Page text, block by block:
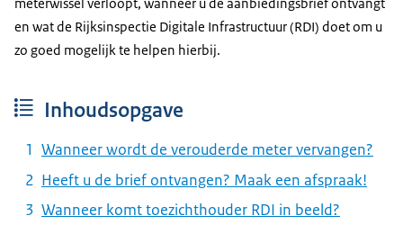
en wat de Rijksinspectie Digitale Infrastructuur (RDI) doet om u
zo goed mogelijk te helpen hierbij.
Inhoudsopgave
Wanneer wordt de verouderde meter vervangen?
Heeft u de brief ontvangen? Maak een afspraak!
Wanneer komt toezichthouder RDI in beeld?